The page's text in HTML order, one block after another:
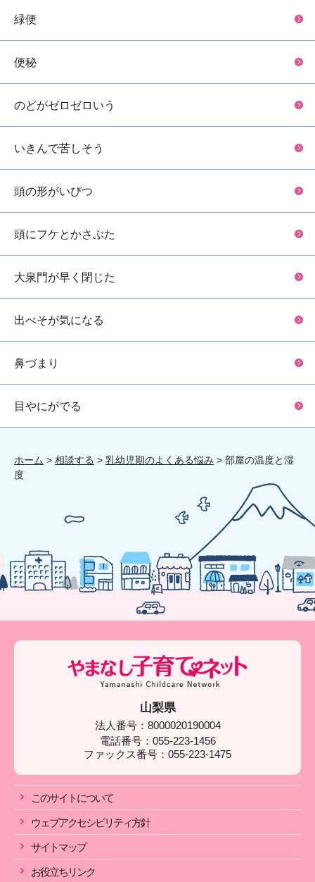
緑便
便秘
のどがゼロゼロいう
いきんで苦しそう
頭の形がいびつ
頭にフケとかさぶた
大泉門が早く閉じた
出べそが気になる
鼻づまり
目やにがでる
ホーム > 相談する > 乳幼児期のよくある悩み > 部屋の温度と湿
度
山梨県
法人番号：8000020190004
電話番号：055-223-1456
ファックス番号：055-223-1475
このサイトについて
ウェブアクセシビリティ方針
サイトマップ
お役立ちリンク